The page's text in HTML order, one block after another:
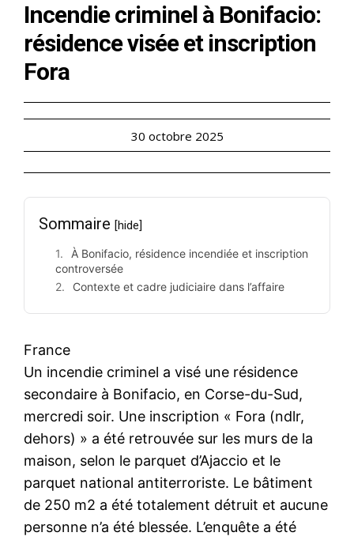
Incendie criminel à Bonifacio:
résidence visée et inscription
Fora
30 octobre 2025
Sommaire [hide]
À Bonifacio, résidence incendiée et inscription
controversée
Contexte et cadre judiciaire dans l’affaire
France
Un incendie criminel a visé une résidence
secondaire à Bonifacio, en Corse-du-Sud,
mercredi soir. Une inscription « Fora (ndlr,
dehors) » a été retrouvée sur les murs de la
maison, selon le parquet d’Ajaccio et le
parquet national antiterroriste. Le bâtiment
de 250 m2 a été totalement détruit et aucune
personne n’a été blessée. L’enquête a été